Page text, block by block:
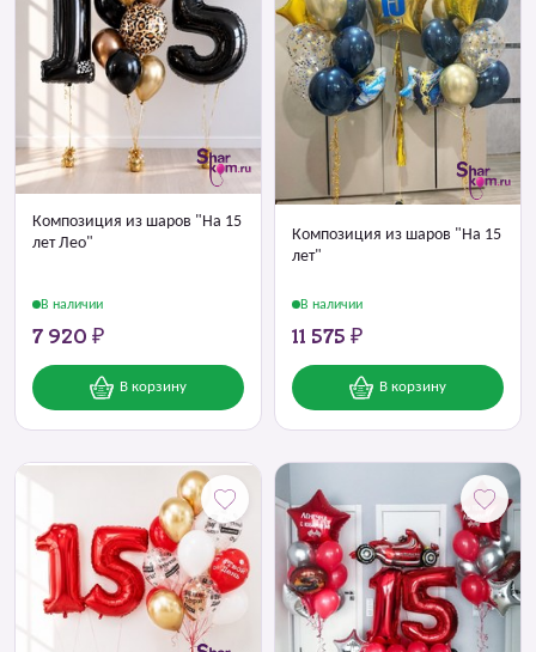
Композиция из шаров "На 15
лет Лео"
В наличии
7 920 ₽
В корзину
Композиция из шаров "На 15
лет"
В наличии
11 575 ₽
В корзину